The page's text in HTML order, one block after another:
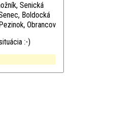
Senická
Boldocká
Obrancov mieru
:-)